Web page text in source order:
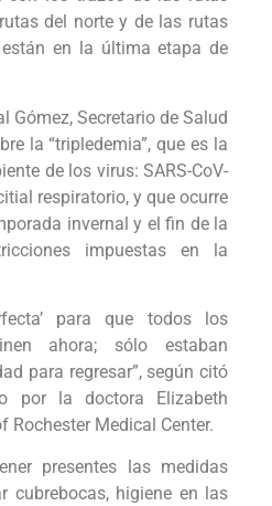
del norte y de las rutas
en la última etapa de
Gómez, Secretario de Salud
la “tripledemia”, que es la
de los virus: SARS-CoV-
respiratorio, y que ocurre
invernal y el fin de la
impuestas en la
para que todos los
ahora; sólo estaban
para regresar”, según citó
por la doctora Elizabeth
Rochester Medical Center.
presentes las medidas
cubrebocas, higiene en las